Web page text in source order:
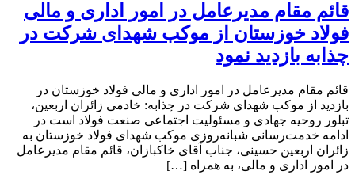
قائم مقام مدیرعامل در امور اداری و مالی
فولاد خوزستان از موکب شهدای شرکت در
چذابه بازدید نمود
قائم مقام مدیرعامل در امور اداری و مالی فولاد خوزستان در
بازدید از موکب شهدای شرکت در چذابه: خادمی زائران اربعین،
تبلور روحیه جهادی و مسئولیت اجتماعی صنعت فولاد است در
ادامه خدمت‌رسانی شبانه‌روزی موکب شهدای فولاد خوزستان به
زائران اربعین حسینی، جناب آقای خاکبازان، قائم مقام مدیرعامل
در امور اداری و مالی، به همراه […]